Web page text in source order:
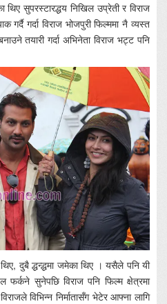
थिए सुपरस्टारद्धय निखिल उप्रेती र विराज
गर्दा विराज भोजपुरी फिल्ममा नै व्यस्त
तयारी गर्दा अभिनेता विराज भट्ट पनि
दुबै द्धन्द्धमा जमेका थिए । यसैले पनि यी
फर्कने सुनेपछि विराज पनि फिल्म क्षेत्रमा
विभिन्न निर्मातासँग भेटेर आफ्ना लागि